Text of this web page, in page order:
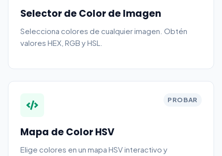
Selector de Color de Imagen
Selecciona colores de cualquier imagen. Obtén
valores HEX, RGB y HSL.
PROBAR
Mapa de Color HSV
Elige colores en un mapa HSV interactivo y